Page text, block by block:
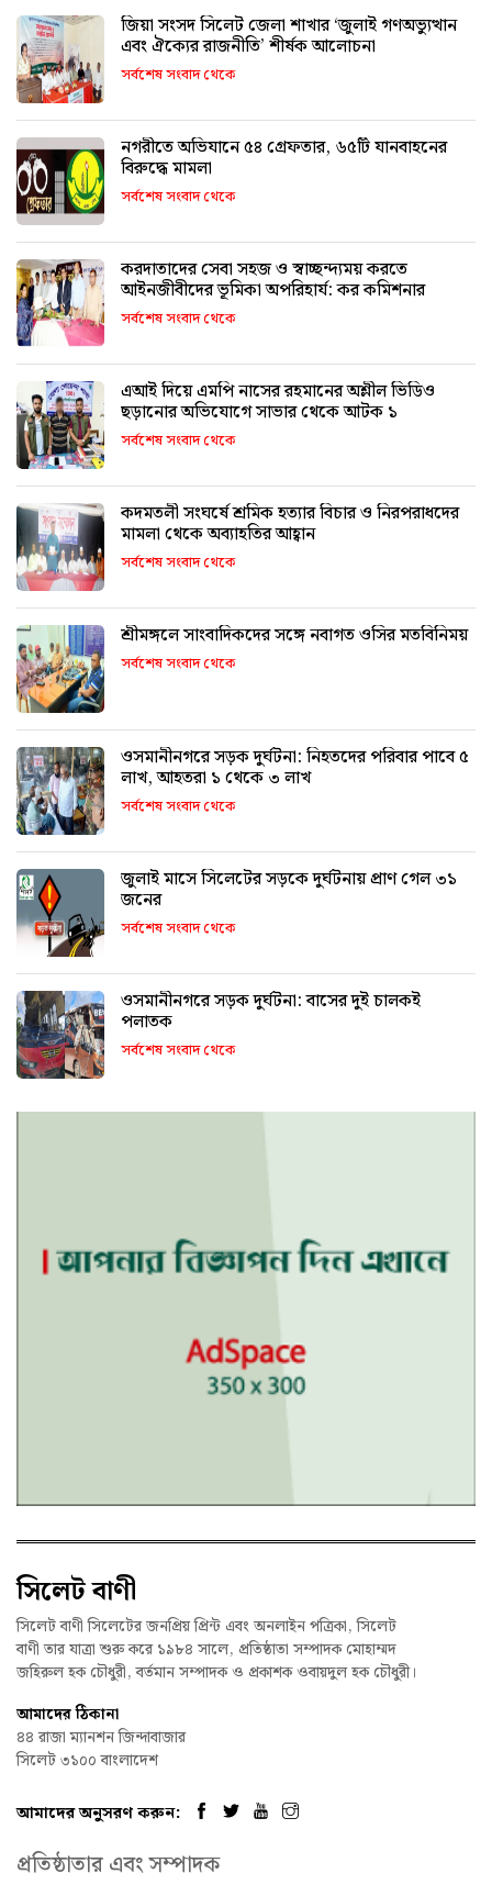
জিয়া সংসদ সিলেট জেলা শাখার ‘জুলাই গণঅভ্যুত্থান
এবং ঐক্যের রাজনীতি’ শীর্ষক আলোচনা
সর্বশেষ সংবাদ থেকে
নগরীতে অভিযানে ৫৪ গ্রেফতার, ৬৫টি যানবাহনের
বিরুদ্ধে মামলা
সর্বশেষ সংবাদ থেকে
করদাতাদের সেবা সহজ ও স্বাচ্ছন্দ্যময় করতে
আইনজীবীদের ভূমিকা অপরিহার্য: কর কমিশনার
সর্বশেষ সংবাদ থেকে
এআই দিয়ে এমপি নাসের রহমানের অশ্লীল ভিডিও
ছড়ানোর অভিযোগে সাভার থেকে আটক ১
সর্বশেষ সংবাদ থেকে
কদমতলী সংঘর্ষে শ্রমিক হত্যার বিচার ও নিরপরাধদের
মামলা থেকে অব্যাহতির আহ্বান
সর্বশেষ সংবাদ থেকে
শ্রীমঙ্গলে সাংবাদিকদের সঙ্গে নবাগত ওসির মতবিনিময়
সর্বশেষ সংবাদ থেকে
ওসমানীনগরে সড়ক দুর্ঘটনা: নিহতদের পরিবার পাবে ৫
লাখ, আহতরা ১ থেকে ৩ লাখ
সর্বশেষ সংবাদ থেকে
জুলাই মাসে সিলেটের সড়কে দুর্ঘটনায় প্রাণ গেল ৩১
জনের
সর্বশেষ সংবাদ থেকে
ওসমানীনগরে সড়ক দুর্ঘটনা: বাসের দুই চালকই
পলাতক
সর্বশেষ সংবাদ থেকে
সিলেট বাণী
সিলেট বাণী সিলেটের জনপ্রিয় প্রিন্ট এবং অনলাইন পত্রিকা, সিলেট
বাণী তার যাত্রা শুরু করে ১৯৮৪ সালে, প্রতিষ্ঠাতা সম্পাদক মোহাম্মদ
জহিরুল হক চৌধুরী, বর্তমান সম্পাদক ও প্রকাশক ওবায়দুল হক চৌধুরী।
আমাদের ঠিকানা
৪৪ রাজা ম্যানশন জিন্দাবাজার
সিলেট ৩১০০ বাংলাদেশ
আমাদের অনুসরণ করুন:
প্রতিষ্ঠাতার এবং সম্পাদক